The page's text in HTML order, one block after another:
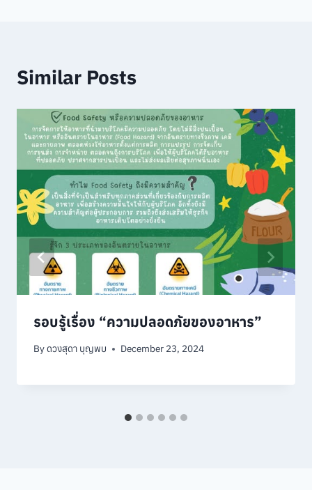
Similar Posts
รอบรู้เรื่อง “ความปลอดภัยของอาหาร”
Byดวงสุดา บุญพบ December 23, 2024